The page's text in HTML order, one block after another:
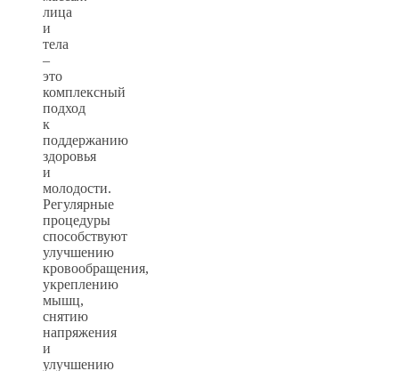
лица
и
тела
–
это
комплексный
подход
к
поддержанию
здоровья
и
молодости.
Регулярные
процедуры
способствуют
улучшению
кровообращения,
укреплению
мышц,
снятию
напряжения
и
улучшению